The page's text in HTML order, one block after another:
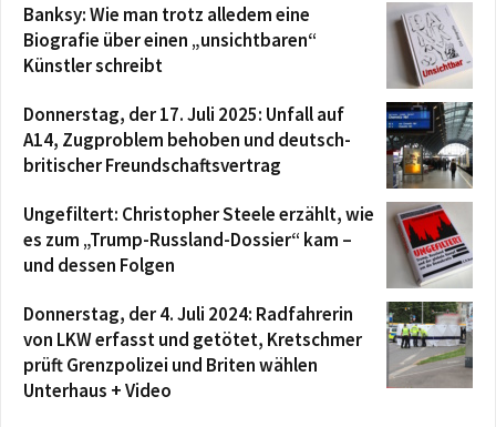
Banksy: Wie man trotz alledem eine
Biografie über einen „unsichtbaren“
Künstler schreibt
Donnerstag, der 17. Juli 2025: Unfall auf
A14, Zugproblem behoben und deutsch-
britischer Freundschaftsvertrag
Ungefiltert: Christopher Steele erzählt, wie
es zum „Trump-Russland-Dossier“ kam –
und dessen Folgen
Donnerstag, der 4. Juli 2024: Radfahrerin
von LKW erfasst und getötet, Kretschmer
prüft Grenzpolizei und Briten wählen
Unterhaus + Video